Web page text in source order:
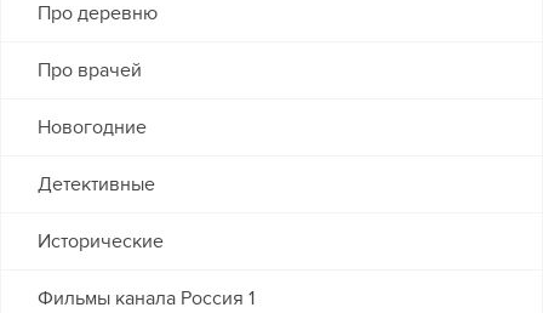
Про деревню
Про врачей
Новогодние
Детективные
Исторические
Фильмы канала Россия 1